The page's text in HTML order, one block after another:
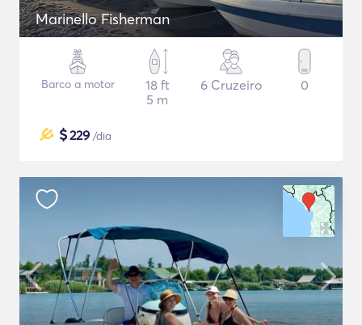
Marinello Fisherman
Barco a motor
18 ft
5 m
6 Cruzeiro 0
$229 /dia